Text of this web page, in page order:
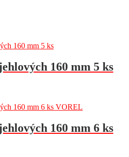
160 mm 5 ks
160 mm 6 ks